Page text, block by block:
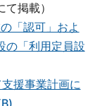
掲載）
「認可」およ
の「利用定員設
援事業計画に